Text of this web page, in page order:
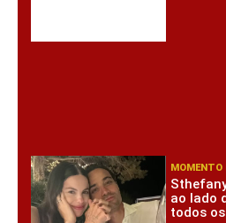
MOMENTO
ao lado
todos